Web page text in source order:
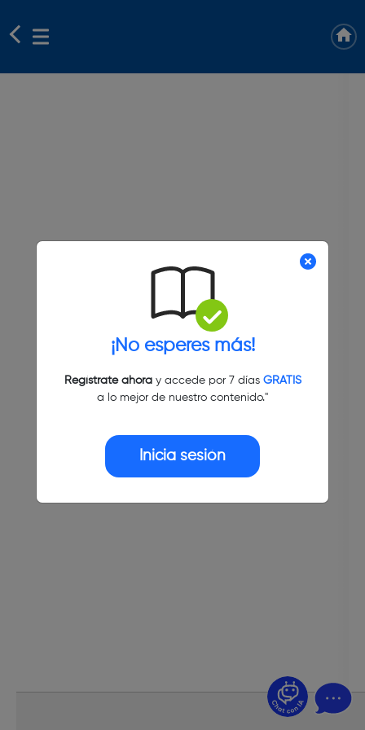
¡No esperes más!
Regístrate ahoray accede por 7 días GRATIS
a lo mejor de nuestro contenido."
Inicia sesión